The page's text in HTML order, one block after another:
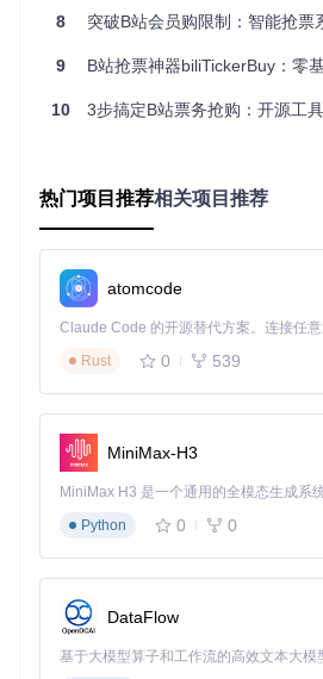
热门展会门票抢购
针对ComicCon、ChinaJoy等大型漫
提醒、整点抢购、分批尝试的全流程
次、多价位的并行抢购策略。
设置价格区间筛选、库存监控和自动
当目标场次显示售罄时，系统会自动
[task/endpoint.py]模块定期查询退票
针对B站会员购的图形验证码机制，
习模式，用户可通过[tab/
升实际抢购时的验证速度。
优势亮点：为什么选择
⚡毫秒级响应：优化后的请求处理
🔒安全防护设计
过[util/CookieManager.py]确保账号
🖥️直观操作界面：基于tkinter构建的
8 突破B站会员购限制：智能抢票
9 B站抢票神器biliTickerBuy：零
10 3步搞定B站票务抢购：开源工
热门项目推荐相关项目推荐
atomcode
Rust
0 539
MiniMax-H3
Python
0 0
DataFlow
基于大模型算子和工作流的高效文本大模